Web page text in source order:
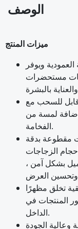
الوصف
ميزات المنتج
ويوفر
مستحضرات
قابل للسحب مع
لمسة من
الفخامة.
مقطوعة بدقة
الزجاجات
بشكل آمن ،
تخلق مظهرًا
المنتجات في
الداخل.
وعالية الجودة